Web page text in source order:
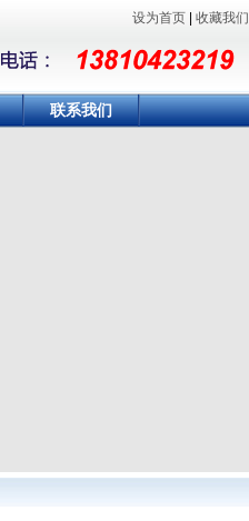
设为首页 收藏我们
联系我们